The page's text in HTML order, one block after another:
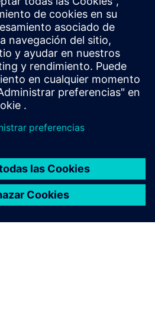
arneses
sobre las herramientas de
de arneses